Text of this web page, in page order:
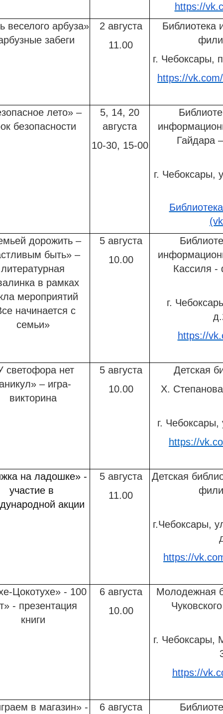
https://
веселого арбуза»
забеги
2 августа
11.00
Библиотека
г. Чебоксары,
https://
лето» –
безопасности
5, 14, 20
августа
10-30, 15-00
Гайдара
г. Чебоксары,
дорожить –
быть» –
литературная
в рамках
мероприятий
начинается с
семьи»
5 августа
10.00
Кассиля
г.
https://
светофора нет
– игра-
викторина
5 августа
10.00
Детская
Х.
г.
https://
на ладошке» -
участие в
акции
5 августа
11.00
Детская
г.Чебоксары,
https://
Цокотухе» - 100
- презентация
книги
6 августа
10.00
Молодежная
г. Чебоксары,
https://
в магазин» -
6 августа